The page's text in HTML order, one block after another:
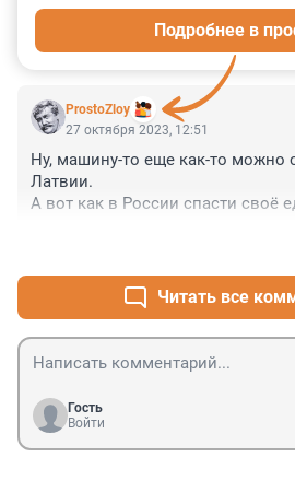
пустить, выдворить. Они всё
на те-же грабли, похоже без ЕС
ProstoZloy
Подробнее в
27 октября 2023, 12:51
Ну, машину-то еще как-то можно
Латвии.
А вот как в России спасти своё
Читать все
Гость
Войти